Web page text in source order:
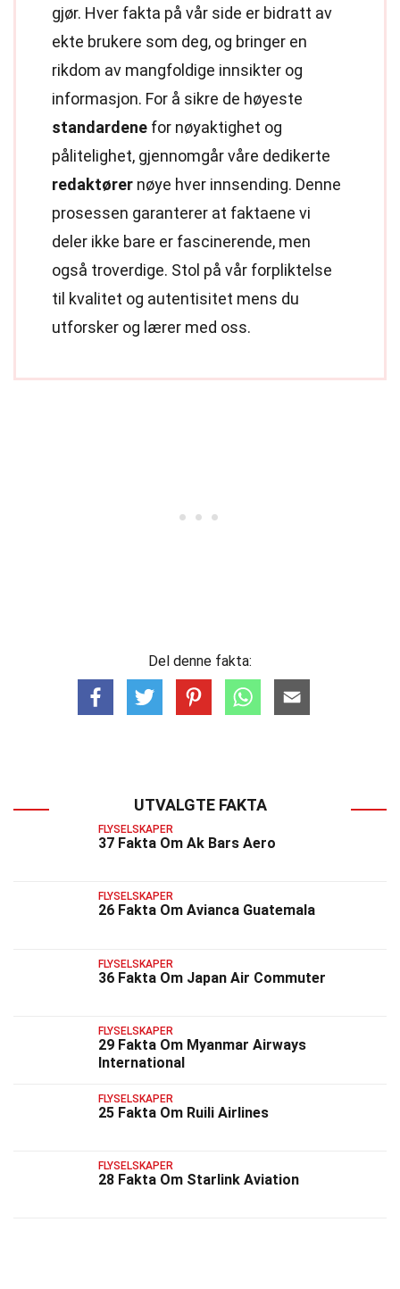
gjør. Hver fakta på vår side er bidratt av
ekte brukere som deg, og bringer en
rikdom av mangfoldige innsikter og
informasjon. For å sikre de høyeste
standardene for nøyaktighet og
pålitelighet, gjennomgår våre dedikerte
redaktører nøye hver innsending. Denne
prosessen garanterer at faktaene vi
deler ikke bare er fascinerende, men
også troverdige. Stol på vår forpliktelse
til kvalitet og autentisitet mens du
utforsker og lærer med oss.
Del denne fakta:
UTVALGTE FAKTA
FLYSELSKAPER
37 Fakta Om Ak Bars Aero
FLYSELSKAPER
26 Fakta Om Avianca Guatemala
FLYSELSKAPER
36 Fakta Om Japan Air Commuter
FLYSELSKAPER
29 Fakta Om Myanmar Airways
International
FLYSELSKAPER
25 Fakta Om Ruili Airlines
FLYSELSKAPER
28 Fakta Om Starlink Aviation